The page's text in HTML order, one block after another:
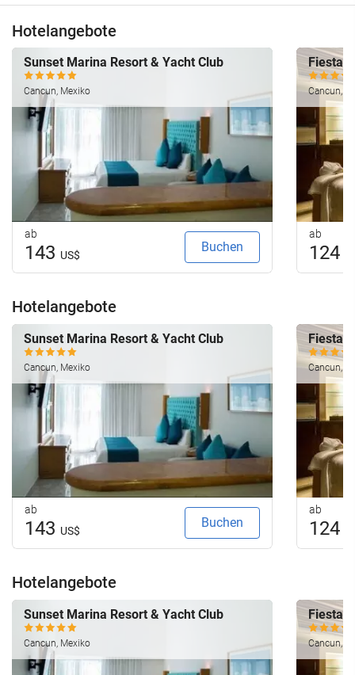
Hotelangebote
Sunset Marina Resort & Yacht Club
Cancun, Mexiko
ab
143 US$
Buchen
Fiesta
Cancun,
ab
124
Hotelangebote
Sunset Marina Resort & Yacht Club
Cancun, Mexiko
ab
143 US$
Buchen
Fiesta
Cancun,
ab
124
Hotelangebote
Sunset Marina Resort & Yacht Club
Cancun, Mexiko
Fiesta
Cancun,